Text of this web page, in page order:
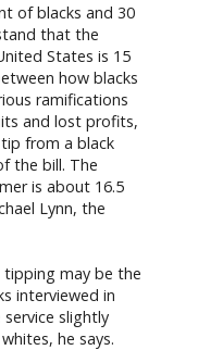
of blacks and 30
that the
States is 15
how blacks
ramifications
and lost profits,
from a black
the bill. The
is about 16.5
Lynn, the
tipping may be the
interviewed in
slightly
he says.